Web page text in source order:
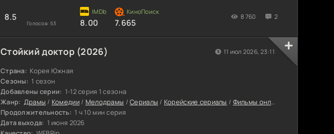
узнаёт, что бывшая жена с новым мужем собираются увезти его дочь в
Америку. Он звонит по номеру с визитки и становится последним
8.5
Голосов: 53 8.00 7.665
8 760 2
Стойкий доктор (2026)
Страна: Корея Южная
Сезоны: 1 сезон
Добавлены серии: 1-12 серия 1 сезона
Жанр: Драмы / Комедии/ Мелодрамы /Сериалы / Корейские сериалы / Фильмы онлайн
Продолжительность: 1 ч 10 мин серия
Дата выхода: 1 июня 2026
11 июл 2026, 23:11